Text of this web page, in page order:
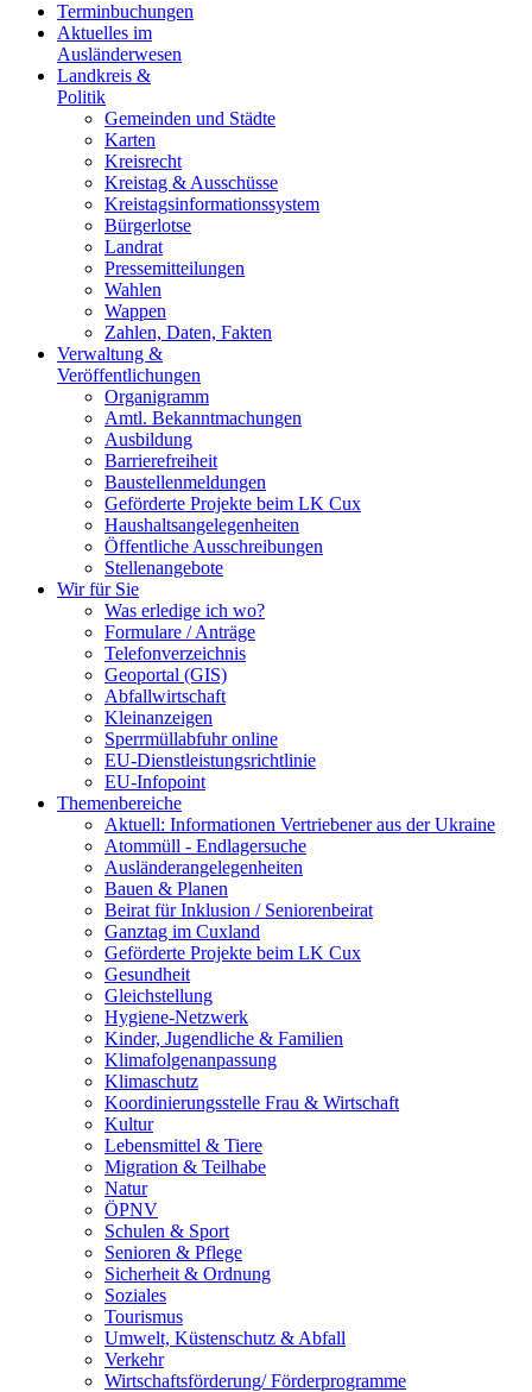
Terminbuchungen
Aktuelles im
Ausländerwesen
Landkreis &
Politik
Gemeinden und Städte
Karten
Kreisrecht
Kreistag & Ausschüsse
Kreistagsinformationssystem
Bürgerlotse
Landrat
Pressemitteilungen
Wahlen
Wappen
Zahlen, Daten, Fakten
Verwaltung &
Veröffentlichungen
Organigramm
Amtl. Bekanntmachungen
Ausbildung
Barrierefreiheit
Baustellenmeldungen
Geförderte Projekte beim LK Cux
Haushaltsangelegenheiten
Öffentliche Ausschreibungen
Stellenangebote
Wir für Sie
Was erledige ich wo?
Formulare / Anträge
Telefonverzeichnis
Geoportal (GIS)
Abfallwirtschaft
Kleinanzeigen
Sperrmüllabfuhr online
EU-Dienstleistungsrichtlinie
EU-Infopoint
Themenbereiche
Aktuell: Informationen Vertriebener aus der Ukraine
Atommüll - Endlagersuche
Ausländerangelegenheiten
Bauen & Planen
Beirat für Inklusion / Seniorenbeirat
Ganztag im Cuxland
Geförderte Projekte beim LK Cux
Gesundheit
Gleichstellung
Hygiene-Netzwerk
Kinder, Jugendliche & Familien
Klimafolgenanpassung
Klimaschutz
Koordinierungsstelle Frau & Wirtschaft
Kultur
Lebensmittel & Tiere
Migration & Teilhabe
Natur
ÖPNV
Schulen & Sport
Senioren & Pflege
Sicherheit & Ordnung
Soziales
Tourismus
Umwelt, Küstenschutz & Abfall
Verkehr
Wirtschaftsförderung/ Förderprogramme